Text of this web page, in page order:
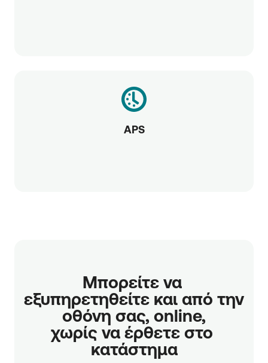
APS
Μπορείτε να
εξυπηρετηθείτε και από την
οθόνη σας, online,
χωρίς να έρθετε στο
κατάστημα